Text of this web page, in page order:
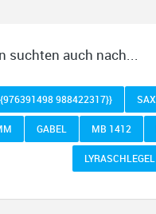
suchten auch nach...
988422317}} SAX
GABEL MB 1412
LYRASCHLEGEL